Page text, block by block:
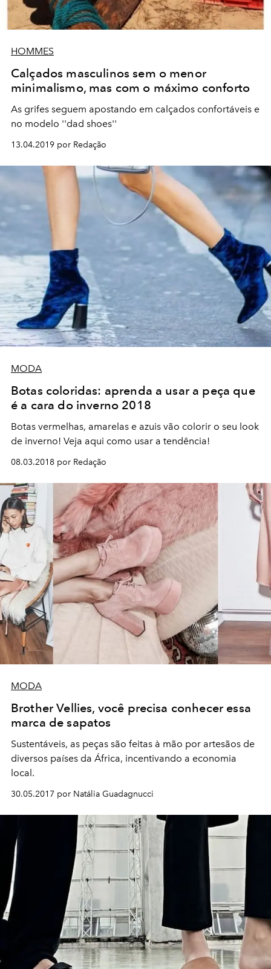
HOMMES
Calçados masculinos sem o menor
minimalismo, mas com o máximo conforto
As grifes seguem apostando em calçados confortáveis e
no modelo ''dad shoes''
13.04.2019 por Redação
MODA
Botas coloridas: aprenda a usar a peça que
é a cara do inverno 2018
Botas vermelhas, amarelas e azuis vão colorir o seu look
de inverno! Veja aqui como usar a tendência!
08.03.2018 por Redação
MODA
Brother Vellies, você precisa conhecer essa
marca de sapatos
Sustentáveis, as peças são feitas à mão por artesãos de
diversos países da África, incentivando a economia
local.
30.05.2017 por Natália Guadagnucci